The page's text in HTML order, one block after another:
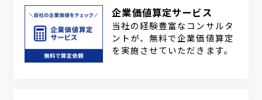
企業価値算定サービス
当社の経験豊富なコンサルタ
ントが、無料で企業価値算定
を実施させていただきます。